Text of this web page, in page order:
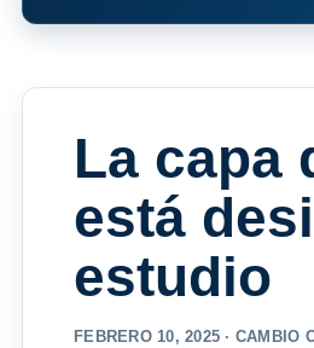
La capa
está
estudio
FEBRERO 10, 2025 · CAMBIO